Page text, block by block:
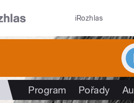
iRozhlas
Program Pořady